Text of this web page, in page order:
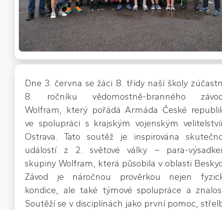
Dne 3. června se žáci 8. třídy naší školy
8. ročníku vědomostně-branného
Wolfram, který pořádá Armáda České
ve spolupráci s krajským vojenským
Ostrava. Tato soutěž je inspirována
událostí z 2. světové války – para-
skupiny Wolfram, která působila v oblasti
Závod je náročnou prověrkou nejen
kondice, ale také týmové spolupráce a
Soutěží se v disciplínách jako první pomoc,